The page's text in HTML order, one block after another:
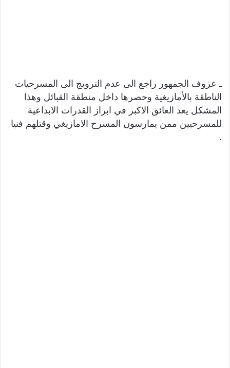
ـ عزوف الجمهور راجع الى عدم الترويج الى المسرحيات
الناطقة بالأمازيغية وحصرها داخل منطقة القبائل وهذا
المشكل يعد العائق الاكبر في ابراز القدرات الابداعية
للمسرحيين ممن يمارسون المسرح الامازيغي وقتلهم فنيا
.